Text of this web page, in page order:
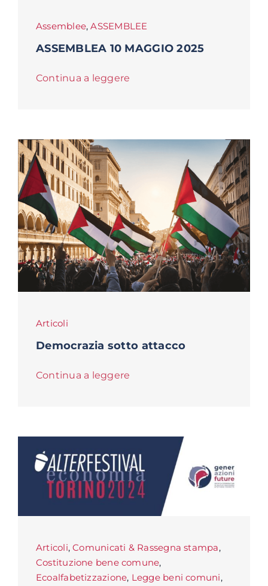
Assemblee,ASSEMBLEE
ASSEMBLEA 10 MAGGIO 2025
Continua a leggere
Articoli
Democrazia sotto attacco
Continua a leggere
Articoli,Comunicati & Rassegna stampa,
Costituzione bene comune,
Ecoalfabetizzazione, Legge beni comuni,